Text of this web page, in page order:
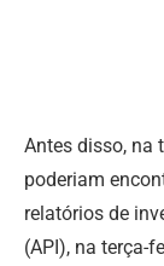
Antes disso, na
poderiam
relatórios de
(API), na terça-